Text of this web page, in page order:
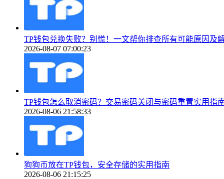
TP钱包兑换失败？别慌！一文帮你排查所有可能原因及
2026-08-07 07:00:23
TP钱包怎么取消密码？交易密码关闭与密码重置实用指
2026-08-06 21:58:33
狗狗币放在TP钱包，安全存储的实用指南
2026-08-06 21:15:25